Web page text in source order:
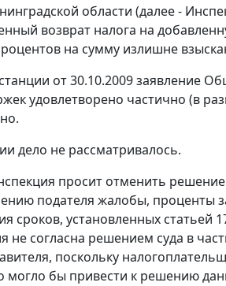
области (далее -
возврат налога на
на сумму излишне
от 30.10.2009 заявление
удовлетворено частично (в
дело не рассматривалось.
просит отменить
подателя жалобы, проценты
сроков, установленных статьей
не согласна решением суда в
поскольку
могло бы привести к решению